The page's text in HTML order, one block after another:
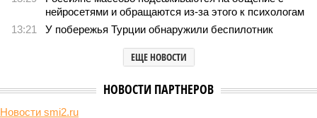
Земля уже не раз показывала человечеству свой крутой нрав – когда
Природа постоянно вступает в противоречие с нами. Ведь пока